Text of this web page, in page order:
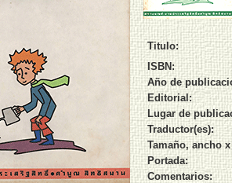
Titulo:
ISBN:
Año de
Editorial:
Lugar de
Traductor(es):
Tamaño, ancho
Portada:
Comentarios: